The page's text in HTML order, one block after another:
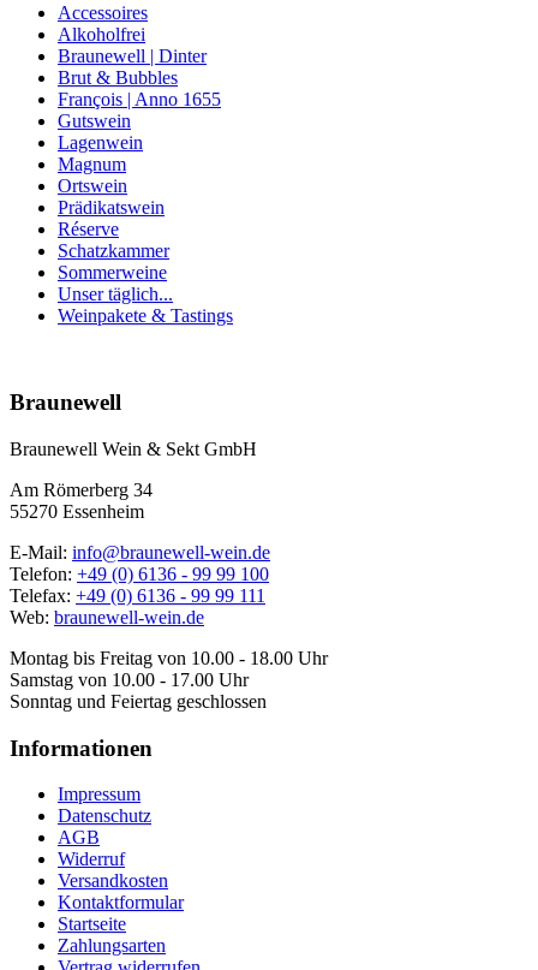
Accessoires
Alkoholfrei
Braunewell | Dinter
Brut & Bubbles
François | Anno 1655
Gutswein
Lagenwein
Magnum
Ortswein
Prädikatswein
Réserve
Schatzkammer
Sommerweine
Unser täglich...
Weinpakete & Tastings
oben
Braunewell
Braunewell Wein & Sekt GmbH
Am Römerberg 34
55270 Essenheim
E-Mail: info@braunewell-wein.de
Telefon: +49 (0) 6136 - 99 99 100
Telefax: +49 (0) 6136 - 99 99 111
Web: braunewell-wein.de
Montag bis Freitag von 10.00 - 18.00 Uhr
Samstag von 10.00 - 17.00 Uhr
Sonntag und Feiertag geschlossen
Informationen
Impressum
Datenschutz
AGB
Widerruf
Versandkosten
Kontaktformular
Startseite
Zahlungsarten